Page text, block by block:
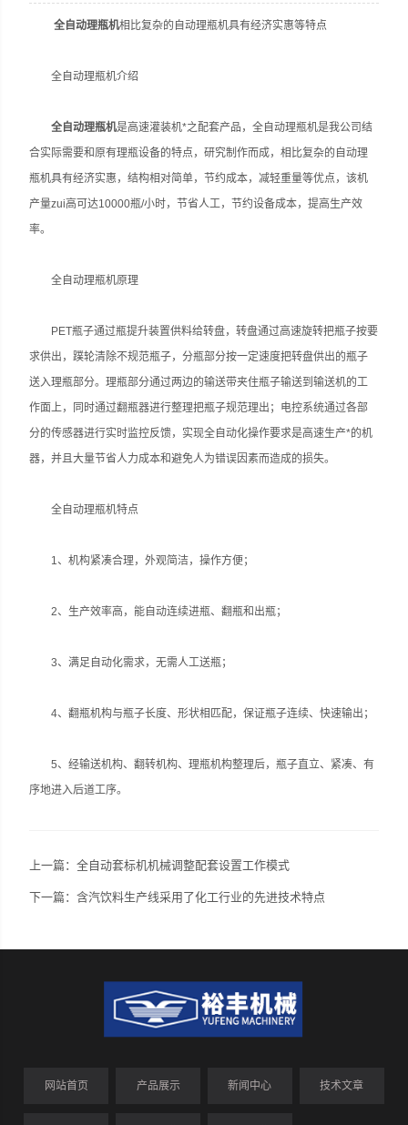
全自动理瓶机相比复杂的自动理瓶机具有经济实惠等特点
全自动理瓶机介绍
全自动理瓶机是高速灌装机*之配套产品，全自动理瓶机是我公司结
合实际需要和原有理瓶设备的特点，研究制作而成，相比复杂的自动理
瓶机具有经济实惠，结构相对简单，节约成本，减轻重量等优点，该机
产量zui高可达10000瓶/小时，节省人工，节约设备成本，提高生产效
率。
全自动理瓶机原理
PET瓶子通过瓶提升装置供料给转盘，转盘通过高速旋转把瓶子按要
求供出，蹼轮清除不规范瓶子，分瓶部分按一定速度把转盘供出的瓶子
送入理瓶部分。理瓶部分通过两边的输送带夹住瓶子输送到输送机的工
作面上，同时通过翻瓶器进行整理把瓶子规范理出；电控系统通过各部
分的传感器进行实时监控反馈，实现全自动化操作要求是高速生产*的机
器，并且大量节省人力成本和避免人为错误因素而造成的损失。
全自动理瓶机特点
1、机构紧凑合理，外观简洁，操作方便；
2、生产效率高，能自动连续进瓶、翻瓶和出瓶；
3、满足自动化需求，无需人工送瓶；
4、翻瓶机构与瓶子长度、形状相匹配，保证瓶子连续、快速输出；
5、经输送机构、翻转机构、理瓶机构整理后，瓶子直立、紧凑、有
序地进入后道工序。
上一篇：全自动套标机机械调整配套设置工作模式
下一篇：含汽饮料生产线采用了化工行业的先进技术特点
网站首页 产品展示 新闻中心 技术文章